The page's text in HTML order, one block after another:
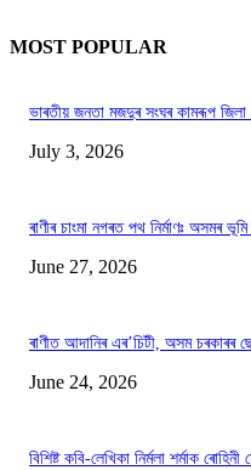
MOST POPULAR
ভাৰতীয় জনতা মজদুৰ সংঘৰ কামৰূপ জিলা
July 3, 2026
ৰাণীৰ চাংমা নগৰত পথ নিৰ্মাণঃ অসমৰ
June 27, 2026
ৰাণীত আদানিৰ এৰ’চিটী, অসম চৰকাৰৰ
June 24, 2026
বিশিষ্ট কবি-লেখিকা নিৰ্মলা শৰ্মাক